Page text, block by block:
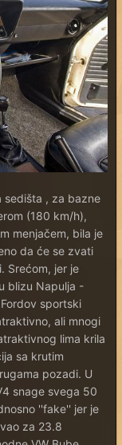
sedišta , za bazne
(180 km/h),
menjačem, bila je
da će se zvati
Srećom, jer je
blizu Napulja -
sportski
ali mnogi
lima krila
sa krutim
pozadi. U
snage svega 50
''fake'' jer je
za 23.8